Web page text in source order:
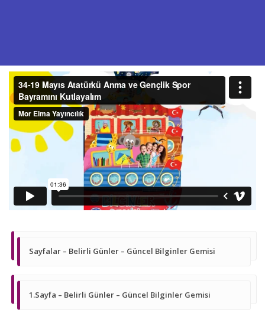
Sayfalar – Belirli Günler – Güncel Bilginler Gemisi
1.Sayfa – Belirli Günler – Güncel Bilginler Gemisi